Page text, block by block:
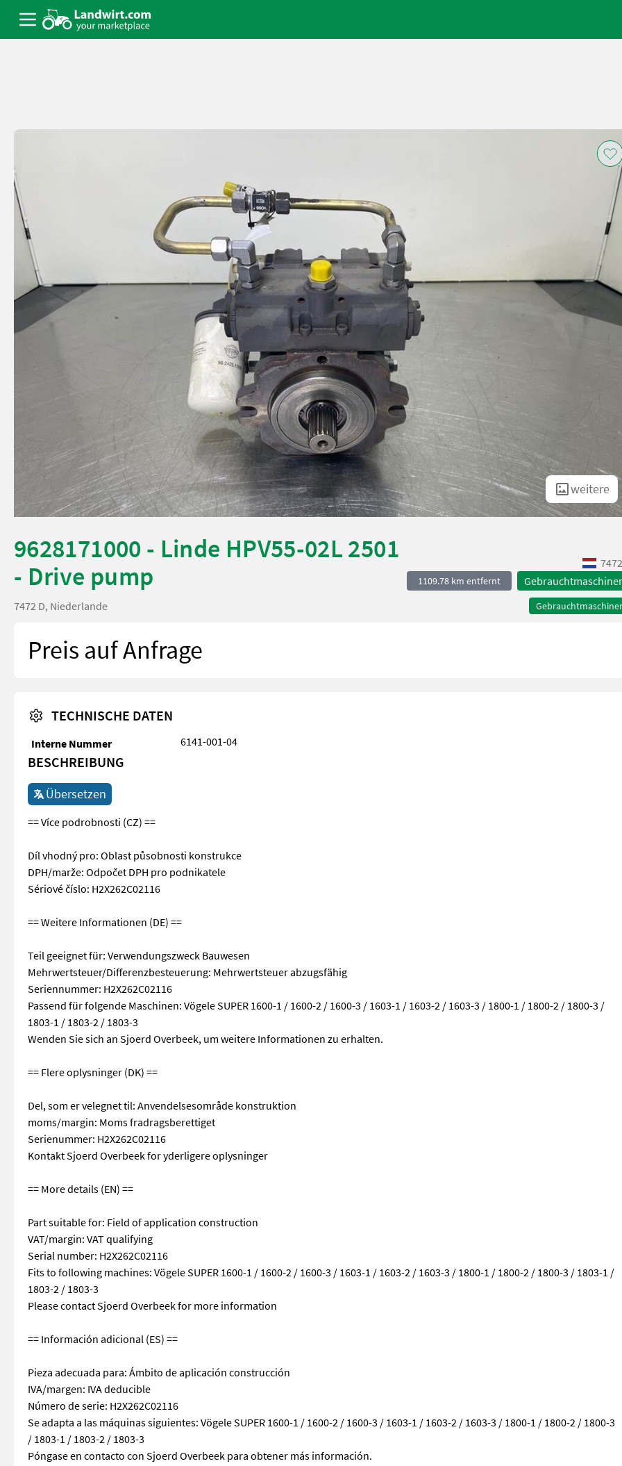
weitere
9628171000 - Linde HPV55-02L 2501
- Drive pump
1109.78 km entfernt
7472 D, Niederlande
Preis auf Anfrage
TECHNISCHE DATEN
Interne Nummer 6141-001-04
BESCHREIBUNG
Übersetzen
== Více podrobnosti (CZ) ==
Díl vhodný pro: Oblast působnosti konstrukce
DPH/marže: Odpočet DPH pro podnikatele
Sériové číslo: H2X262C02116
== Weitere Informationen (DE) ==
Teil geeignet für: Verwendungszweck Bauwesen
Mehrwertsteuer/Differenzbesteuerung: Mehrwertsteuer abzugsfähig
Seriennummer: H2X262C02116
Passend für folgende Maschinen: Vögele SUPER 1600-1 / 1600-2 / 1600-3 / 1603-1 / 1603-2 / 1603-3 / 1800-1 / 1800-2 / 1800-3 /
1803-1 / 1803-2 / 1803-3
Wenden Sie sich an Sjoerd Overbeek, um weitere Informationen zu erhalten.
== Flere oplysninger (DK) ==
Del, som er velegnet til: Anvendelsesområde konstruktion
moms/margin: Moms fradragsberettiget
Serienummer: H2X262C02116
Kontakt Sjoerd Overbeek for yderligere oplysninger
== More details (EN) ==
Part suitable for: Field of application construction
VAT/margin: VAT qualifying
Serial number: H2X262C02116
Fits to following machines: Vögele SUPER 1600-1 / 1600-2 / 1600-3 / 1603-1 / 1603-2 / 1603-3 / 1800-1 / 1800-2 / 1800-3 / 1803-1 /
1803-2 / 1803-3
Please contact Sjoerd Overbeek for more information
== Información adicional (ES) ==
Pieza adecuada para: Ámbito de aplicación construcción
IVA/margen: IVA deducible
Número de serie: H2X262C02116
Se adapta a las máquinas siguientes: Vögele SUPER 1600-1 / 1600-2 / 1600-3 / 1603-1 / 1603-2 / 1603-3 / 1800-1 / 1800-2 / 1800-3
/ 1803-1 / 1803-2 / 1803-3
Póngase en contacto con Sjoerd Overbeek para obtener más información.